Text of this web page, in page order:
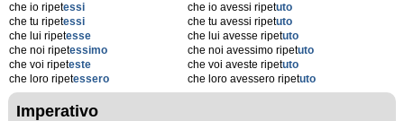
che io ripetessi
che tu ripetessi
che lui ripetesse
che noi ripetessimo
che voi ripeteste
che loro ripetessero
che io avessi ripetuto
che tu avessi ripetuto
che lui avesse ripetuto
che noi avessimo ripetuto
che voi aveste ripetuto
che loro avessero ripetuto
Imperativo